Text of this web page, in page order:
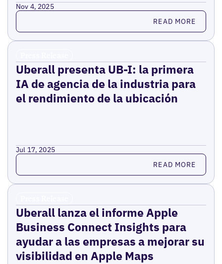
Nov 4, 2025
Read more READ MORE
Uberall presenta UB-I: la primera
IA de agencia de la industria para
el rendimiento de la ubicación
Jul 17, 2025
Read more READ MORE
Uberall lanza el informe Apple
Business Connect Insights para
ayudar a las empresas a mejorar su
visibilidad en Apple Maps